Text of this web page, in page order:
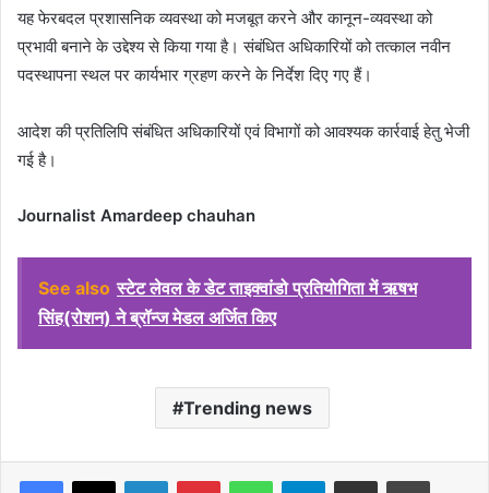
यह फेरबदल प्रशासनिक व्यवस्था को मजबूत करने और कानून-व्यवस्था को
प्रभावी बनाने के उद्देश्य से किया गया है। संबंधित अधिकारियों को तत्काल नवीन
पदस्थापना स्थल पर कार्यभार ग्रहण करने के निर्देश दिए गए हैं।
आदेश की प्रतिलिपि संबंधित अधिकारियों एवं विभागों को आवश्यक कार्रवाई हेतु भेजी
गई है।
Journalist Amardeep chauhan
See also स्टेट लेवल के डेट ताइक्वांडो प्रतियोगिता में ऋषभ
सिंह(रोशन) ने ब्रॉन्ज मेडल अर्जित किए
Trending news
Facebook
X LinkedInPinterestWhatsAppTelegramShare via Email Print